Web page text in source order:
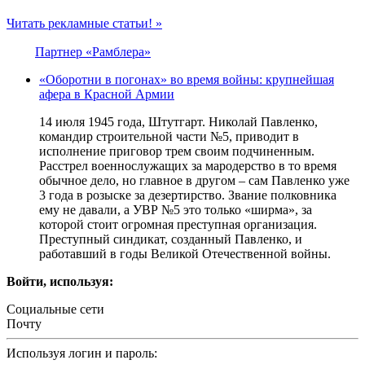
Читать рекламные статьи! »
Партнер «Рамблера»
«Оборотни в погонах» во время войны: крупнейшая
афера в Красной Армии
14 июля 1945 года, Штутгарт. Николай Павленко,
командир строительной части №5, приводит в
исполнение приговор трем своим подчиненным.
Расстрел военнослужащих за мародерство в то время
обычное дело, но главное в другом – сам Павленко уже
3 года в розыске за дезертирство. Звание полковника
ему не давали, а УВР №5 это только «ширма», за
которой стоит огромная преступная организация.
Преступный синдикат, созданный Павленко, и
работавший в годы Великой Отечественной войны.
Войти, используя:
Социальные сети
Почту
Используя логин и пароль: